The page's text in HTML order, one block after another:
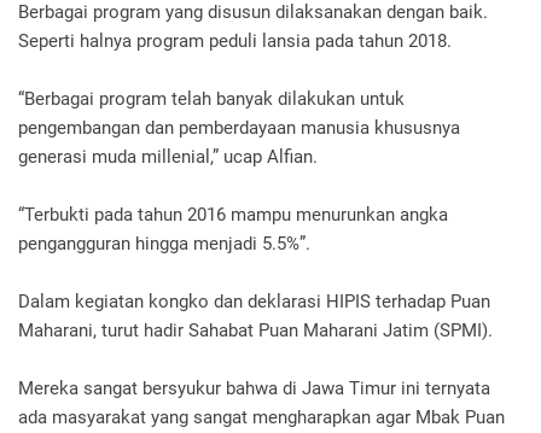
Berbagai program yang disusun dilaksanakan dengan baik.
Seperti halnya program peduli lansia pada tahun 2018.
“Berbagai program telah banyak dilakukan untuk
pengembangan dan pemberdayaan manusia khususnya
generasi muda millenial,” ucap Alfian.
“Terbukti pada tahun 2016 mampu menurunkan angka
pengangguran hingga menjadi 5.5%”.
Dalam kegiatan kongko dan deklarasi HIPIS terhadap Puan
Maharani, turut hadir Sahabat Puan Maharani Jatim (SPMI).
Mereka sangat bersyukur bahwa di Jawa Timur ini ternyata
ada masyarakat yang sangat mengharapkan agar Mbak Puan